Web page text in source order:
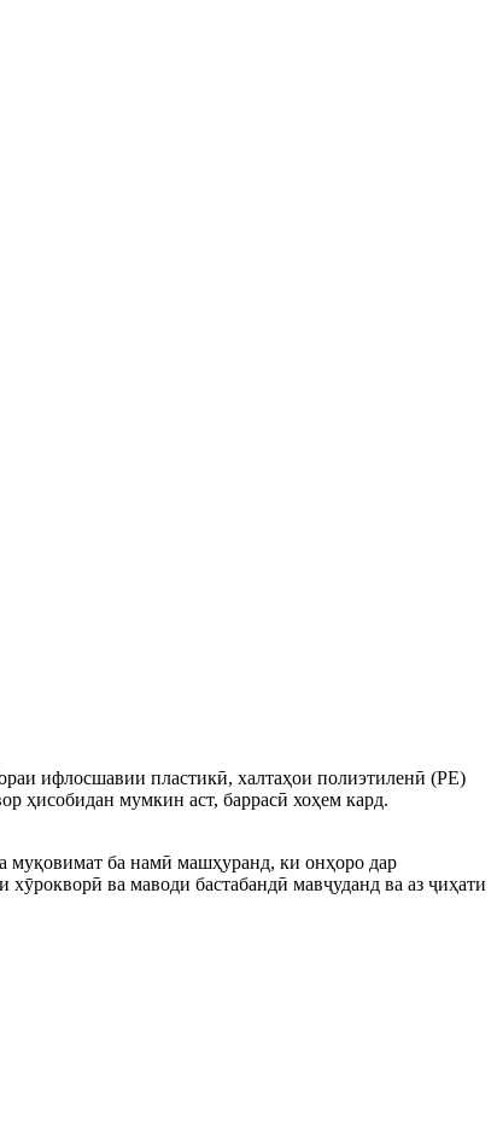
ифлосшавии пластикӣ, халтаҳои полиэтиленӣ (PE)
ҳисобидан мумкин аст, баррасӣ хоҳем кард.
муқовимат ба намӣ машҳуранд, ки онҳоро дар
ва маводи бастабандӣ мавҷуданд ва аз ҷиҳати